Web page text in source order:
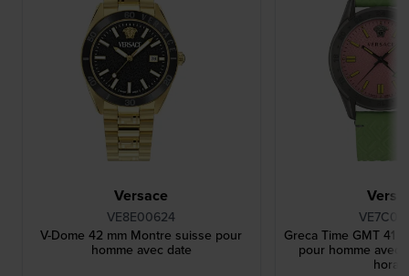
Versace
VE8E00624
V-Dome 42 mm Montre suisse pour
homme avec date
Greca Time GMT 41
pour homme avec